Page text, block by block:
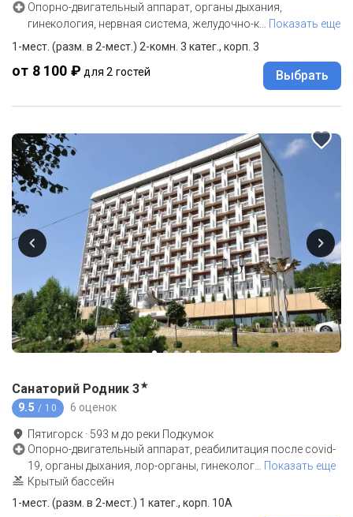
Опорно-двигательный аппарат, органы дыхания,
гинекология, нервная система, желудочно-к… Показать еще
1-мест. (разм. в 2-мест.) 2-комн. 3 катег., корп. 3
от 8 100 ₽ для 2 гостей Выбрать
Санаторий Родник 3★
9.5 / 10 6 оценок
Пятигорск · 593 м до реки Подкумок
Опорно-двигательный аппарат, реабилитация после covid-
19, органы дыхания, лор-органы, гинеколог
Показать еще
Крытый бассейн
1-мест. (разм. в 2-мест.) 1 катег., корп. 10А